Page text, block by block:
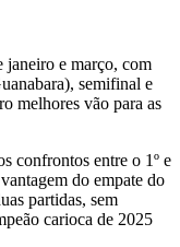
janeiro e março, com
semifinal e
melhores vão para as
confrontos entre o 1º e
do empate do
partidas, sem
carioca de 2025